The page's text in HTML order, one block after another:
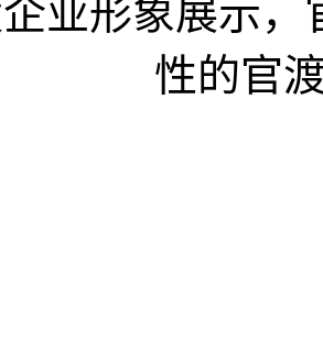
业形象展示
性的官